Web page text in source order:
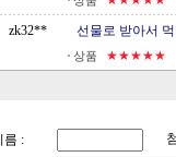
zk32**
선물로 받아서
상품 ★★★★★
름 :